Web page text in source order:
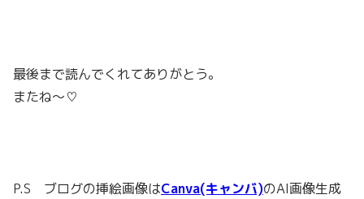
最後まで読んでくれてありがとう。
またね〜♡
P.S ブログの挿絵画像はCanva(キャンバ)のAI画像生成